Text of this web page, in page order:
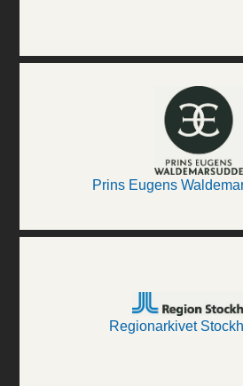
Prins Eugens
Regionarkivet